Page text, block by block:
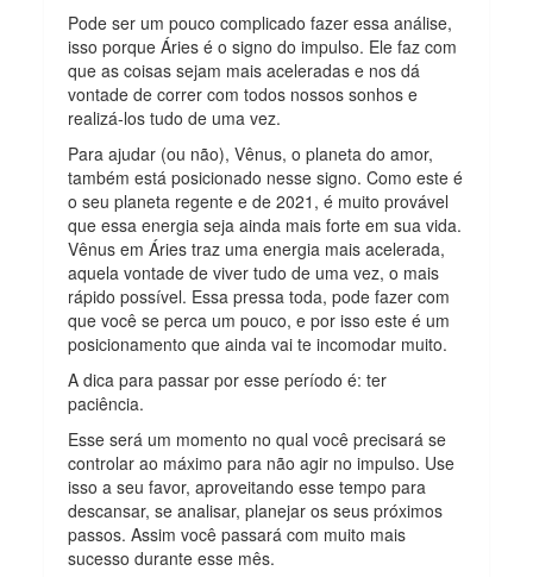
Pode ser um pouco complicado fazer essa análise,
isso porque Áries é o signo do impulso. Ele faz com
que as coisas sejam mais aceleradas e nos dá
vontade de correr com todos nossos sonhos e
realizá-los tudo de uma vez.
Para ajudar (ou não), Vênus, o planeta do amor,
também está posicionado nesse signo. Como este é
o seu planeta regente e de 2021, é muito provável
que essa energia seja ainda mais forte em sua vida.
Vênus em Áries traz uma energia mais acelerada,
aquela vontade de viver tudo de uma vez, o mais
rápido possível. Essa pressa toda, pode fazer com
que você se perca um pouco, e por isso este é um
posicionamento que ainda vai te incomodar muito.
A dica para passar por esse período é: ter
paciência.
Esse será um momento no qual você precisará se
controlar ao máximo para não agir no impulso. Use
isso a seu favor, aproveitando esse tempo para
descansar, se analisar, planejar os seus próximos
passos. Assim você passará com muito mais
sucesso durante esse mês.